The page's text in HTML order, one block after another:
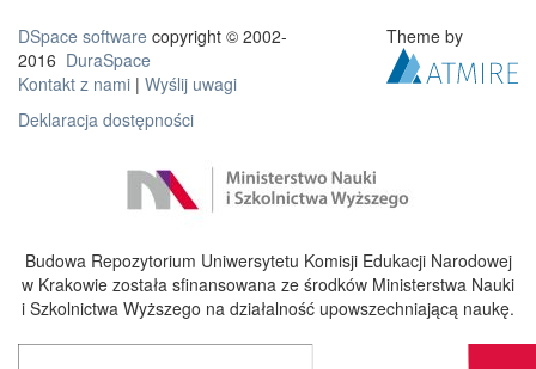
DSpace software copyright © 2002-
2016 DuraSpace
Kontakt z nami | Wyślij uwagi
Deklaracja dostępności
Theme by
Budowa Repozytorium Uniwersytetu Komisji Edukacji Narodowej
w Krakowie została sfinansowana ze środków Ministerstwa Nauki
i Szkolnictwa Wyższego na działalność upowszechniającą naukę.